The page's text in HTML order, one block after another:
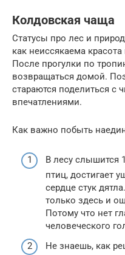
Колдовская чаща
Статусы про лес и
как неиссякаема
После прогулки по
возвращаться домой.
стараются поделиться с
впечатлениями.
Как важно побыть
В лесу слышится
птиц, достигает
сердце стук
только здесь и
Потому что нет
человеческого
Не знаешь, как